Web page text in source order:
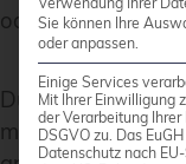
oder Textchat
Durch den
miteinander zu
Sie können Ihre
oder anpassen.
Einige Services
Mit Ihrer Einwilligung
der Verarbeitung
DSGVO zu. Das
Datenschutz nach